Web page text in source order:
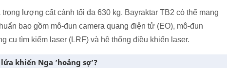
lượng cất cánh tối đa 630 kg. Bayraktar TB2 có thể mang
bao gồm mô-đun camera quang điện tử (EO), mô-đun
cụ tìm kiếm laser (LRF) và hệ thống điều khiển laser.
khiến Nga ‘hoảng sợ’?